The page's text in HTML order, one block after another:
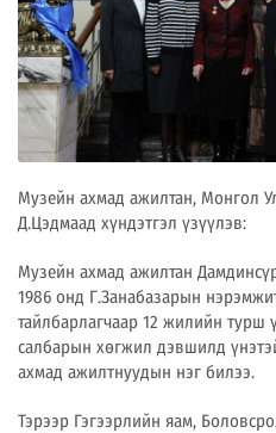
Музейн ахмад ажилтан, Монгол
Д.Цэдмаад хүндэтгэл үзүүлэв:
Музейн ахмад ажилтан
1986 онд Г.Занабазарын
тайлбарлагчаар 12 жилийн турш
салбарын хөгжил дэвшилд
ахмад ажилтнуудын нэг билээ.
Тэрээр Гэгээрлийн яам,